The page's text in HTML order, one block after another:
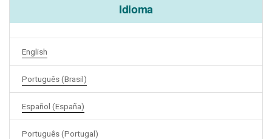
Idioma
English
Português (Brasil)
Español (España)
Português (Portugal)